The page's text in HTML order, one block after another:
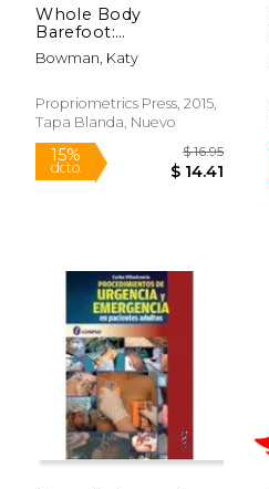
Whole Body
Barefoot:
Transitioning Well to
Minimal Footwear (en
Bowman, Katy
Propriometrics Press, 2015,
Tapa Blanda, Nuevo
15%
dcto.
Rápido